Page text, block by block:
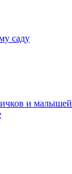
саду
и малышей